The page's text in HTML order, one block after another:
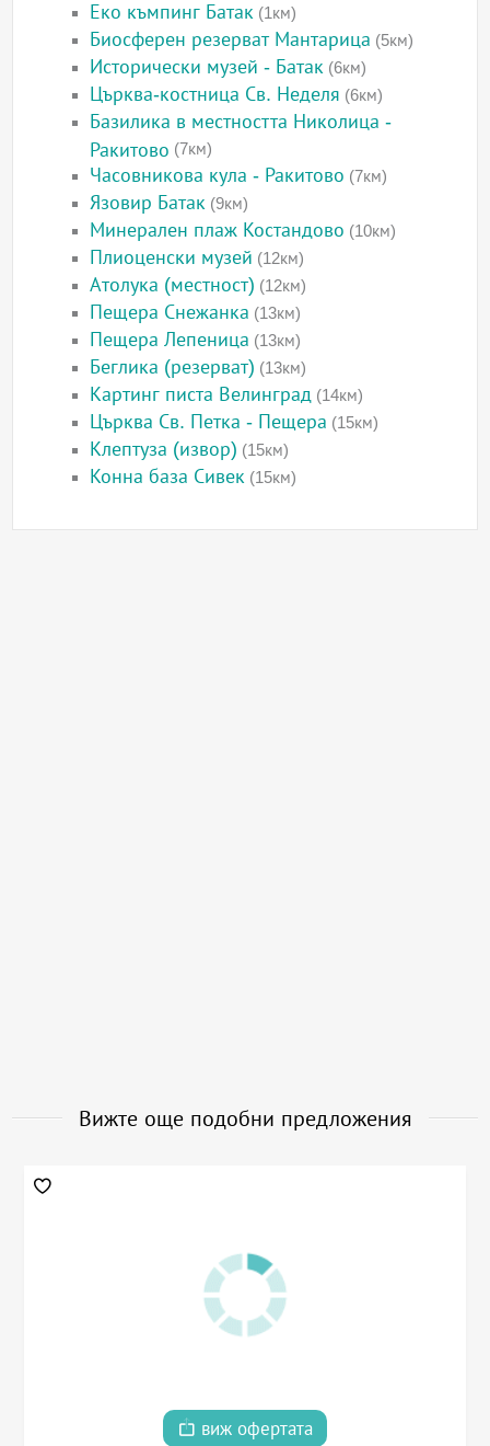
Еко къмпинг Батак (1км)
Биосферен резерват Мантарица (5км)
Исторически музей - Батак (6км)
Църква-костница Св. Неделя (6км)
Базилика в местността Николица -
Ракитово (7км)
Часовникова кула - Ракитово (7км)
Язовир Батак (9км)
Минерален плаж Костандово (10км)
Плиоценски музей (12км)
Атолука (местност) (12км)
Пещера Снежанка (13км)
Пещера Лепеница (13км)
Беглика (резерват) (13км)
Картинг писта Велинград (14км)
Църква Св. Петка - Пещера (15км)
Клептуза (извор) (15км)
Конна база Сивек (15км)
Вижте още подобни предложения
виж офертата